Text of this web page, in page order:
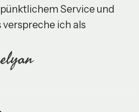
Service und
verspreche ich als